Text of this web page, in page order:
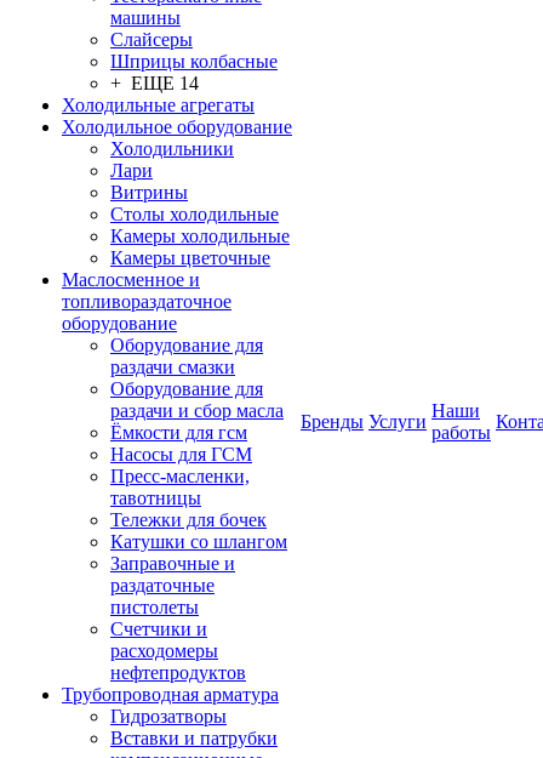
машины
Слайсеры
Шприцы колбасные
+ ЕЩЕ 14
Холодильные агрегаты
Холодильное оборудование
Холодильники
Лари
Витрины
Столы холодильные
Камеры холодильные
Камеры цветочные
Маслосменное и
топливораздаточное
оборудование
Оборудование для
раздачи смазки
Оборудование для
раздачи и сбор масла
Ёмкости для гсм
Насосы для ГСМ
Пресс-масленки,
тавотницы
Тележки для бочек
Катушки со шлангом
Заправочные и
раздаточные
пистолеты
Счетчики и
расходомеры
нефтепродуктов
Трубопроводная арматура
Гидрозатворы
Вставки и патрубки
Бренды Услуги
Наши
работы